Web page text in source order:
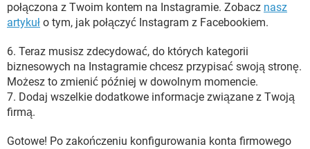
połączona z Twoim kontem na Instagramie. Zobacz nasz
artykuł o tym, jak połączyć Instagram z Facebookiem.
6. Teraz musisz zdecydować, do których kategorii
biznesowych na Instagramie chcesz przypisać swoją stronę.
Możesz to zmienić później w dowolnym momencie.
7. Dodaj wszelkie dodatkowe informacje związane z Twoją
firmą.
Gotowe! Po zakończeniu konfigurowania konta firmowego